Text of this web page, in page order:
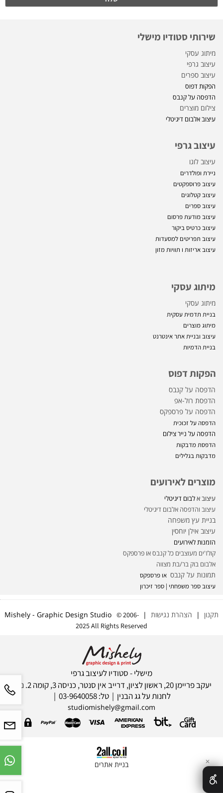
שירותי סטודיו מישלי
מיתוג עסקי
עיצוב גרפי
עיצוב ספרים
הפקות דפוס
הדפסה על קנבס
צילום מוצרים
עיצוב אלבום דיגיטלי
עיצוב גרפי
עיצוב לוגו
ניירת ופולדרים
עיצוב פרוספקטים
עיצוב קטלוגים
עיצוב ספרים
עיצוב מודעת פרסום
עיצוב כרטיס ביקור
עיצוב תפריטים למסעדות
עיצוב אריזות ו תוויות מזון
מיתוג עסקי
מיתוג עסקי
בניית תדמית עסקית
מיתוג מוצרים
עיצוב ובניית אתר אינטרנט
בניית הדמיות
הפקות דפוס
הדפסה על קנבס
הדפסת רול-אפ
הדפסה על פרספקס
הדפסה על זכוכית
הדפסה על נייר צילום
הדפסת מדבקות
מדבקות בגלילים
מוצרים לאירועים
עיצוב אלבום דיגיטלי
עיצוב והדפסה אלבום דיגיטלי
בניית עץ משפחה
עיצוב אילן יוחסין
הזמנות לאירועים
קולז'ים מעוצבים כל קנבס או פרספקס
אלבום בוק בר/בת מצווה
תמונות על קנבס או פרספקס
עיצוב ספר משפחתי | ספר זיכרון
תקנון | הצהרת נגישות| Mishely - Graphic Design Studio
© 2006-
2025 All Rights Reserved
מישלי - סטודיו לעיצוב גרפי
יעקב פריימן 20, ראשון לציון, דרייב אין סנטר, כניסה 3, קומה 2. ניתן
לחנות על גג הבנין | טל: 03-9640058 |
studiomishely@gmail.com
בניית אתרים ✕